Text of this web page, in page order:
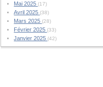
Mai 2025(17)
Avril 2025(38)
Mars 2025(28)
Février 2025(33)
Janvier 2025(42)